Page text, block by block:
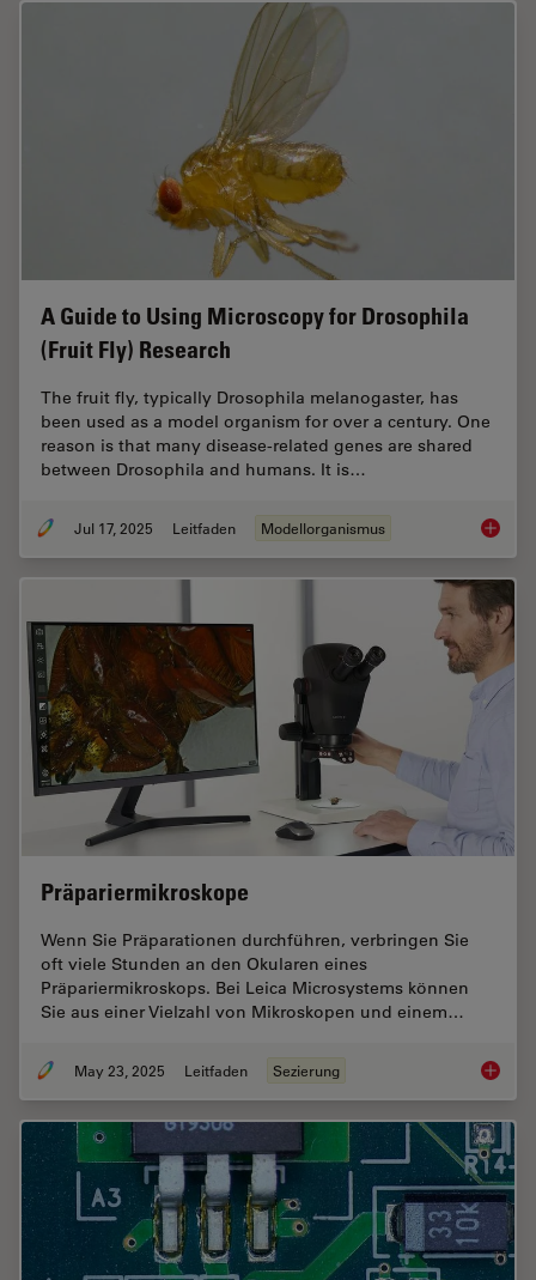
A Guide to Using Microscopy for Drosophila
(Fruit Fly) Research
The fruit fly, typically Drosophila melanogaster, has
been used as a model organism for over a century. One
reason is that many disease-related genes are shared
between Drosophila and humans. It is…
Jul 17, 2025 Leitfaden Modellorganismus A
Präpariermikroskope
Wenn Sie Präparationen durchführen, verbringen Sie
oft viele Stunden an den Okularen eines
Präpariermikroskops. Bei Leica Microsystems können
Sie aus einer Vielzahl von Mikroskopen und einem…
May 23, 2025 Leitfaden Sezierung